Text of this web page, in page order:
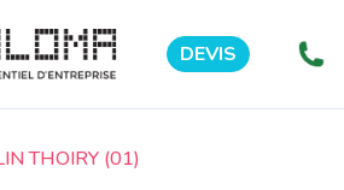
DEVIS
THOIRY (01)